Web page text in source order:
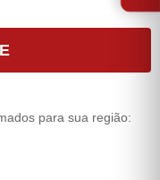
para sua região: